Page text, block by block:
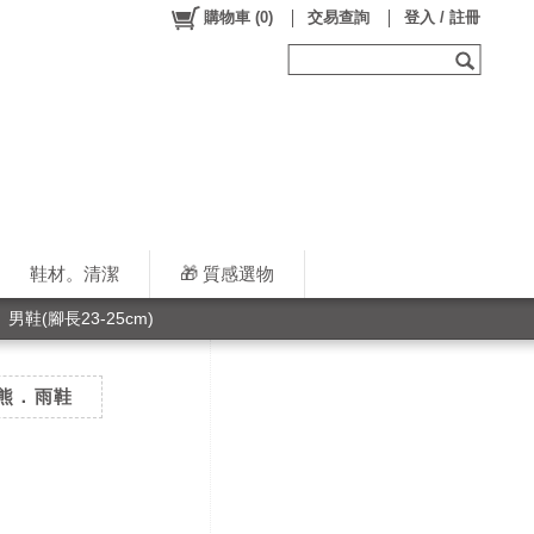
鞋材。清潔 🎁 質感選物
購物車 (0) 交易查詢 登入 / 註冊
男鞋(腳長23-25cm)
．雨鞋